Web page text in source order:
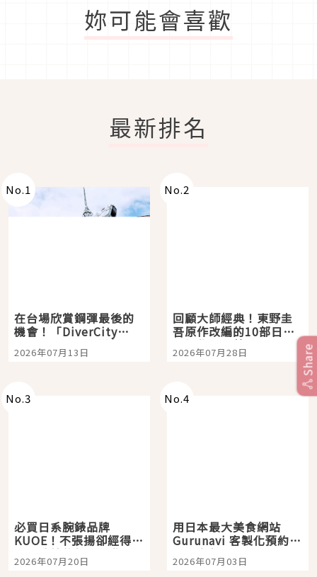
妳可能會喜歡
最新排名
No.1
在台場欣賞鋼彈最後的
機會！「DiverCity
Tokyo Plaza」搭船、
購物、美食及夜景，一
2026年07月13日
No.2
回顧大師經典！東野圭
吾原作改編的10部日本
影視作品推薦
2026年07月28日
No.3
必買日系腕錶品牌
KUOE！不張揚卻經得起
時間洗鍊的經典之作五
選
2026年07月20日
No.4
用日本最大美食網站
Gurunavi 客製化預約九
大都市餐廳，打造專屬
美食體驗！
2026年07月03日
Share